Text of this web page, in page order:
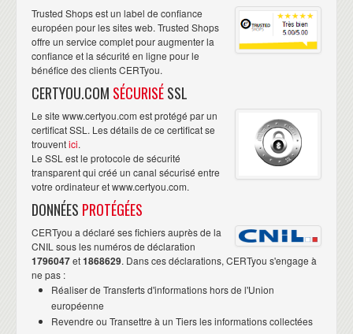
Trusted Shops est un label de confiance
européen pour les sites web. Trusted Shops
offre un service complet pour augmenter la
confiance et la sécurité en ligne pour le
bénéfice des clients CERTyou.
CERTYOU.COM SÉCURISÉSSL
Le site www.certyou.com est protégé par un
certificat SSL. Les détails de ce certificat se
trouventici.
Le SSL est le protocole de sécurité
transparent qui créé un canal sécurisé entre
votre ordinateur et www.certyou.com.
DONNÉES PROTÉGÉES
CERTyou a déclaré ses fichiers auprès de la
CNIL sous les numéros de déclaration
1796047et1868629. Dans ces déclarations, CERTyou s'engage à
ne pas :
Réaliser de Transferts d'informations hors de l'Union
européenne
Revendre ou Transettre à un Tiers les informations collectées